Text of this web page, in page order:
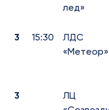
лед»
3 15:30
ЛДС
«Метеор»
3
ЛЦ